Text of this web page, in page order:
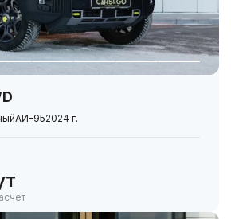
устройство для смартфонов
АИ-952024 г.